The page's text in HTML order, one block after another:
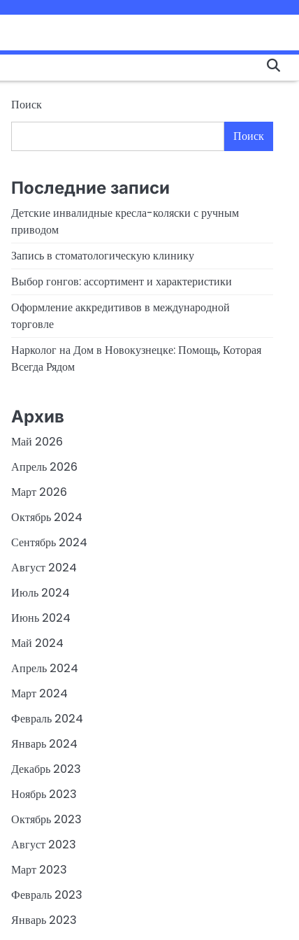
Поиск
Поиск
Последние записи
Детские инвалидные кресла-коляски с ручным
приводом
Запись в стоматологическую клинику
Выбор гонгов: ассортимент и характеристики
Оформление аккредитивов в международной
торговле
Нарколог на Дом в Новокузнецке: Помощь, Которая
Всегда Рядом
Архив
Май 2026
Апрель 2026
Март 2026
Октябрь 2024
Сентябрь 2024
Август 2024
Июль 2024
Июнь 2024
Май 2024
Апрель 2024
Март 2024
Февраль 2024
Январь 2024
Декабрь 2023
Ноябрь 2023
Октябрь 2023
Август 2023
Март 2023
Февраль 2023
Январь 2023